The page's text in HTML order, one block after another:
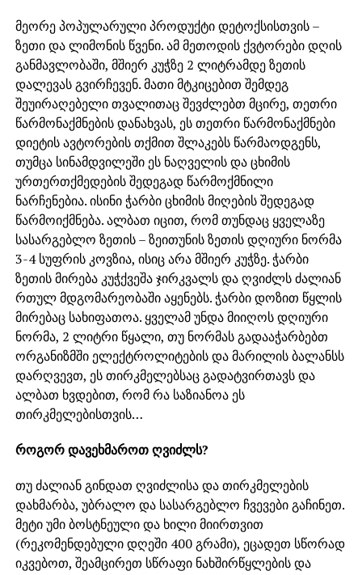
მეორე პოპულარული პროდუქტი დეტოქსისთვის –
ზეთი და ლიმონის წვენი. ამ მეთოდის ქვტორები დღის
განმავლობაში, მშიერ კუჭზე 2 ლიტრამდე ზეთის
დალევას გვირჩევენ. მათი მტკიცებით შემდეგ
შეუირაღებელი თვალითაც შევძლებთ მცირე, თეთრი
წარმონაქმნების დანახვას, ეს თეთრი წარმონაქმნები
დიეტის ავტორების თქმით შლაკებს წარმაოდგენს,
თუმცა სინამდვილეში ეს ნაღველის და ცხიმის
ურთერთქმედების შედეგად წარმოქმნილი
ნარჩენებია. ისინი ჭარბი ცხიმის მიღების შედეგად
წარმოიქმნება. ალბათ იცით, რომ თუნდაც ყველაზე
სასარგებლო ზეთის – ზეითუნის ზეთის დღიური ნორმა
3-4 სუფრის კოვზია, ისიც არა მშიერ კუჭზე. ჭარბი
ზეთის მირება კუჭქვეშა ჯირკვალს და ღვიძლს ძალიან
რთულ მდგომარეობაში აყენებს. ჭარბი დოზით წყლის
მირებაც სახიფათოა. ყველამ უნდა მიიღოს დღიური
ნორმა, 2 ლიტრი წყალი, თუ ნორმას გადააჭარბებთ
ორგანიზმში ელექტროლიტების და მარილის ბალანსს
დარღვევთ, ეს თირკმელებსაც გადატვირთავს და
ალბათ ხვდებით, რომ რა საზიანოა ეს
თირკმელებისთვის…
როგორ დავეხმაროთ ღვიძლს?
თუ ძალიან გინდათ ღვიძლისა და თირკმელების
დახმარბა, უბრალო და სასარგებლო ჩვევები გაჩინეთ.
მეტი უმი ბოსტნეული და ხილი მიირთვით
(რეკომენდებული დღეში 400 გრამი), ეცადეთ სწორად
იკვებოთ, შეამცირეთ სწრაფი ნახშირწყლების და